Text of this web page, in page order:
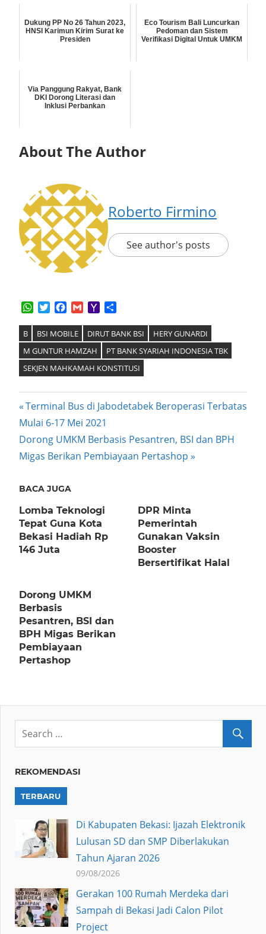
Dukung PP No 26 Tahun 2023,
HNSI Karimun Kirim Surat ke
Presiden
Eco Tourism Bali Luncurkan
Pedoman dan Sistem
Verifikasi Digital Untuk UMKM
Via Panggung Rakyat, Bank
DKI Dorong Literasi dan
Inklusi Perbankan
About The Author
Roberto Firmino
See author's posts
WhatsApp
TwitterFacebook
GmailYahoo
B BSI MOBILE DIRUT BANK BSI
HERY GUNARDI
M GUNTUR HAMZAH
PT BANK SYARIAH INDONESIA TBK
SEKJEN MAHKAMAH KONSTITUSI
Post
navigation
Previous
Post:
Terminal Bus di Jabodetabek Beroperasi Terbatas
Mulai 6-17 Mei 2021
Next
Post:
Dorong UMKM Berbasis Pesantren, BSI dan BPH
Migas Berikan Pembiayaan Pertashop
BACA JUGA
Lomba Teknologi
Tepat Guna Kota
Bekasi Hadiah Rp
146 Juta
DPR Minta
Pemerintah
Gunakan Vaksin
Booster
Bersertifikat Halal
Dorong UMKM
Berbasis
Pesantren, BSI dan
BPH Migas Berikan
Pembiayaan
Pertashop
REKOMENDASI
TERBARU
Di Kabupaten Bekasi: Ijazah Elektronik
Lulusan SD dan SMP Diberlakukan
Tahun Ajaran 2026
09/08/2026
Gerakan 100 Rumah Merdeka dari
Sampah di Bekasi Jadi Calon Pilot
Project